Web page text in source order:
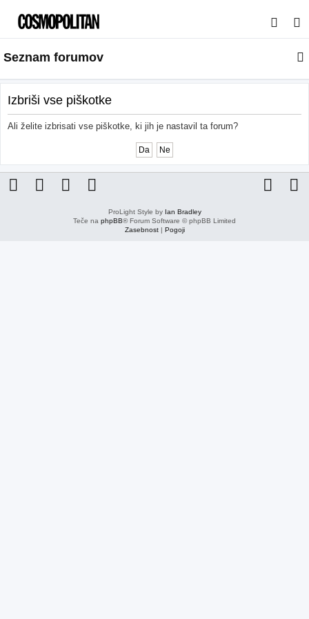
s
a
j
Seznam forumov
Izbriši vse piškotke
Ali želite izbrisati vse piškotke, ki jih je nastavil ta forum?
ProLight Style by Ian Bradley
Teče na phpBB® Forum Software © phpBB Limited
Zasebnost| Pogoji